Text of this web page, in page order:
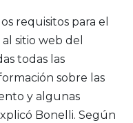
requisitos para el
sitio web del
todas las
sobre las
y algunas
Bonelli. Según